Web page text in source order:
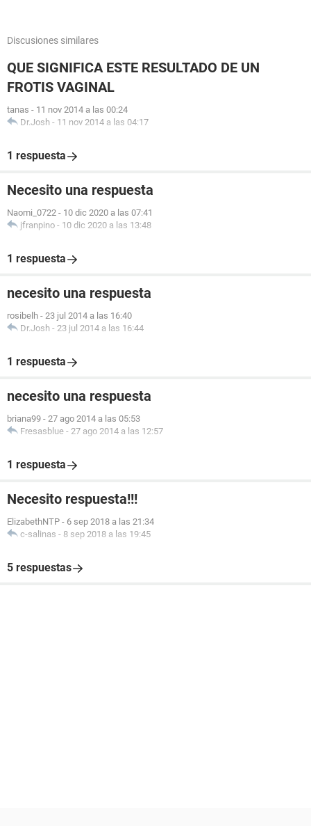
Discusiones similares
QUE SIGNIFICA ESTE RESULTADO DE UN
FROTIS VAGINAL
tanas - 11 nov 2014 a las 00:24
Dr.Josh - 11 nov 2014 a las 04:17
1 respuesta
Necesito una respuesta
Naomi_0722 - 10 dic 2020 a las 07:41
jfranpino - 10 dic 2020 a las 13:48
1 respuesta
necesito una respuesta
rosibelh - 23 jul 2014 a las 16:40
Dr.Josh - 23 jul 2014 a las 16:44
1 respuesta
necesito una respuesta
briana99 - 27 ago 2014 a las 05:53
Fresasblue - 27 ago 2014 a las 12:57
1 respuesta
Necesito respuesta!!!
ElizabethNTP - 6 sep 2018 a las 21:34
c-salinas - 8 sep 2018 a las 19:45
5 respuestas